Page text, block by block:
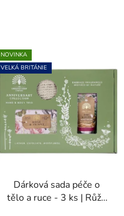
NOVINKA
VELKÁ BRITÁNIE
Dárková sada péče o
tělo a ruce - 3 ks | Růže